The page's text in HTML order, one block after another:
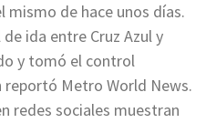
mismo de hace unos días.
ida entre Cruz Azul y
y tomó el control
Metro World News.
redes sociales muestran